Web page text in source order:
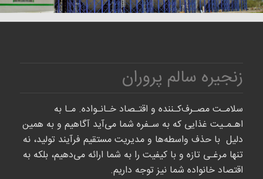
زنجیره سالم پروران
سلامـت مصـرف‌کـننده و اقتـصاد خـانـواده. مـا به
اهـمـیت غذایی که به سـفره شما می‌آید آگاهیم و به همین
دلیل با حذف واسطه‌ها و مدیریت مستقیم فرآیند تولید، نه
تنها مرغـی تازه و با کیفیت را به شما ارائه می‌دهیم، بلکه به
اقتصاد خانواده شما نیز توجه داریم.